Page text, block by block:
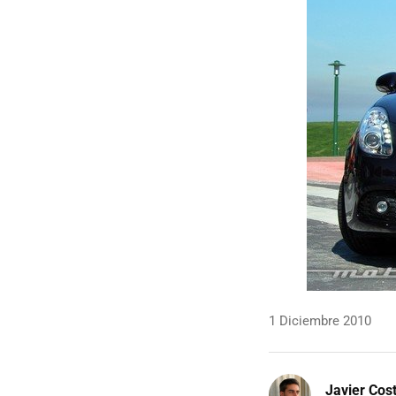
1 Diciembre 2010
Javier